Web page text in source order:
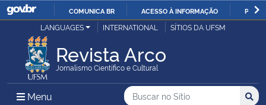
IR
O
COMUNICA BR ACESSO À INFORMAÇÃO
Ministério da Justiça e Segurança Pública
Ministério da Defesa
LANGUAGES INTERNATIONAL SÍTIOS DA UFSM
Revista Arco
Jornalismo Científico e Cultural
Menu Menu Principal do Sítio
Busca
Buscar no no Sítio
Busca: